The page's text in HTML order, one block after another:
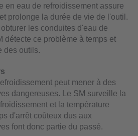
en eau de refroidissement assure
prolonge la durée de vie de l'outil.
les conduites d'eau de
détecte ce problème à temps et
des outils.
peut mener à des
dangereuses. Le SM surveille la
et la température
d'arrêt coûteux dus aux
font donc partie du passé.